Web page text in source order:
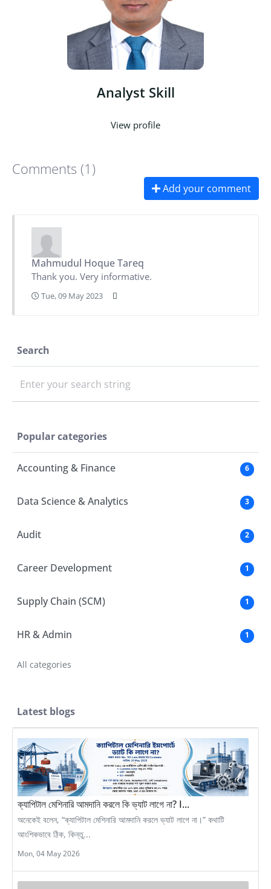
Analyst Skill
View profile
Comments (1)
Add your comment
Mahmudul Hoque Tareq
Thank you. Very informative.
Tue, 09 May 2023
Search
Enter your search string
Popular categories
Accounting & Finance 6
Data Science & Analytics 3
Audit 2
Career Development 1
Supply Chain (SCM) 1
HR & Admin 1
All categories
Latest blogs
ক্যাপিটাল মেশিনারি আমদানি করলে কি ভ্যাট লাগে না? I...
অনেকেই বলেন, “ক্যাপিটাল মেশিনারি আমদানি করলে ভ্যাট লাগে না।” কথাটি
আংশিকভাবে ঠিক, কিন্তু...
Mon, 04 May 2026